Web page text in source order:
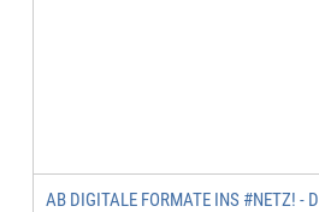
AB DIGITALE FORMATE INS #NETZ! -